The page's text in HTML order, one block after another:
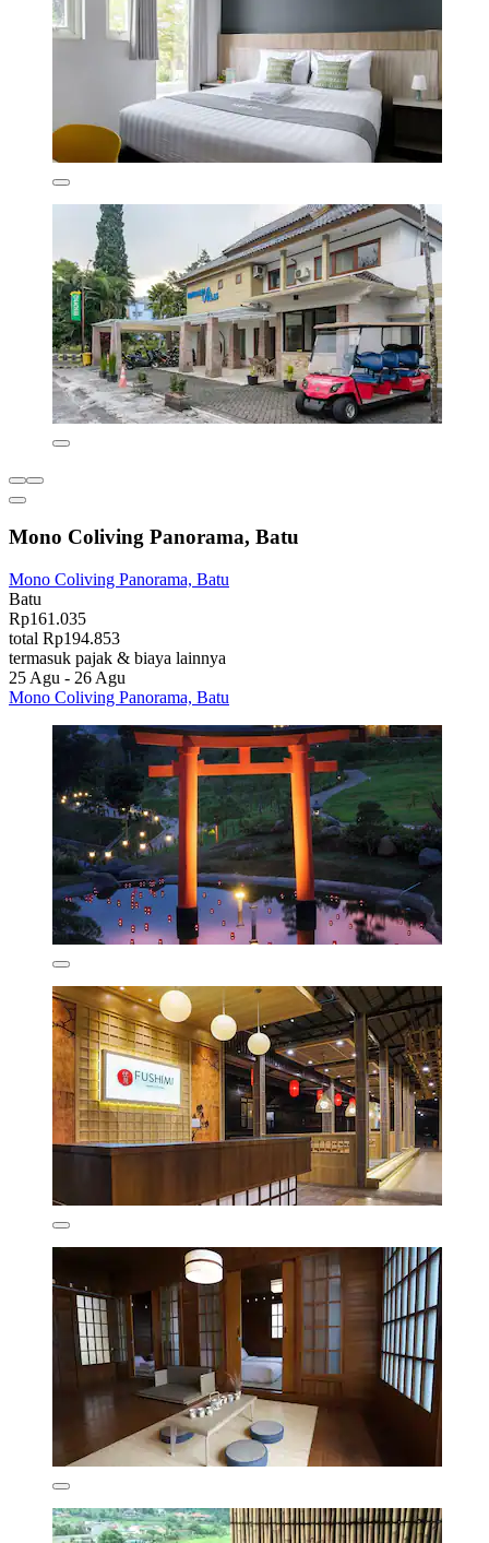
Mono Coliving Panorama, Batu
Mono Coliving Panorama, Batu
Batu
Rp161.035
total Rp194.853
termasuk pajak & biaya lainnya
25 Agu - 26 Agu
Mono Coliving Panorama, Batu